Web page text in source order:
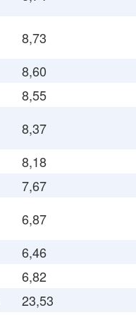
8,73
8,60
8,55
8,37
8,18
7,67
6,87
6,46
6,82
23,53